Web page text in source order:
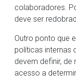
colaboradores.
deve ser
Outro ponto que
políticas internas
devem definir,
acesso a